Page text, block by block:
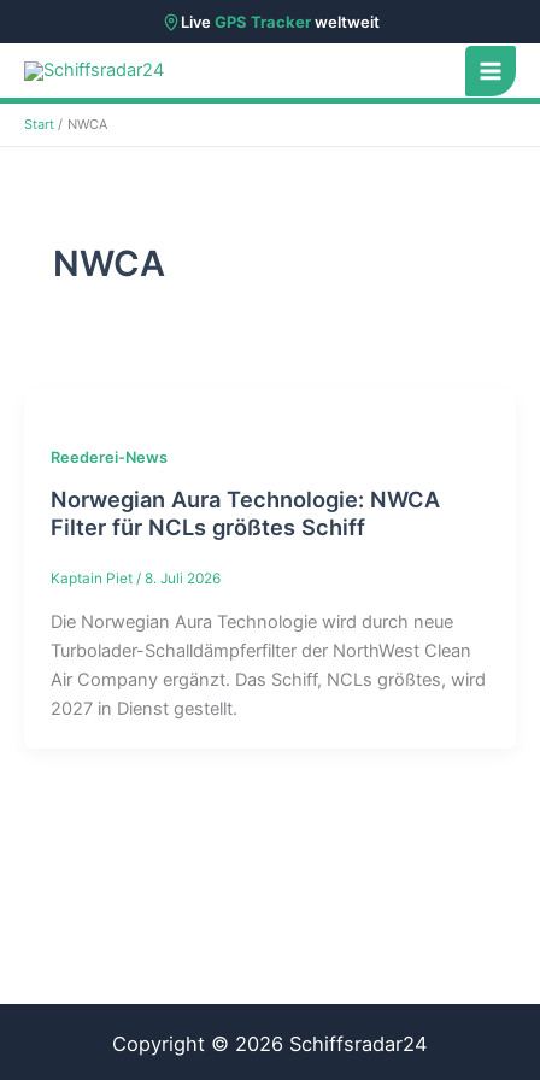
LiveGPS Trackerweltweit
Zum
Inhalt
springen
Start NWCA
NWCA
Reederei-News
Norwegian Aura Technologie: NWCA
Filter für NCLs größtes Schiff
Kaptain Piet / 8. Juli 2026
Die Norwegian Aura Technologie wird durch neue
Turbolader-Schalldämpferfilter der NorthWest Clean
Air Company ergänzt. Das Schiff, NCLs größtes, wird
2027 in Dienst gestellt.
Copyright © 2026 Schiffsradar24